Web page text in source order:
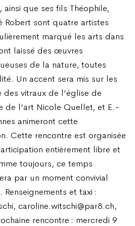
que ses fils Théophile,
Robert sont quatre artistes
marqué les arts dans
laissé des œuvres
de la nature, toutes
Un accent sera mis sur les
des vitraux de l’église de
de l’art Nicole Quellet, et E.-
animeront cette
Cette rencontre est organisée
entièrement libre et
toujours, ce temps
par un moment convivial
et taxi :
caroline.witschi@par8.ch,
rencontre : mercredi 9